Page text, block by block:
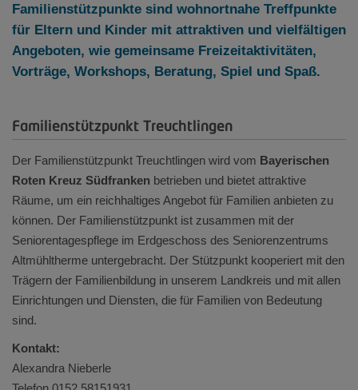
Familienstützpunkte sind wohnortnahe Treffpunkte
für Eltern und Kinder mit attraktiven und vielfältigen
Angeboten, wie gemeinsame Freizeitaktivitäten,
Vorträge, Workshops, Beratung, Spiel und Spaß.
Familienstützpunkt Treuchtlingen
Der Familienstützpunkt Treuchtlingen wird vom Bayerischen
Roten Kreuz Südfranken betrieben und bietet attraktive
Räume, um ein reichhaltiges Angebot für Familien anbieten zu
können. Der Familienstützpunkt ist zusammen mit der
Seniorentagespflege im Erdgeschoss des Seniorenzentrums
Altmühltherme untergebracht. Der Stützpunkt kooperiert mit den
Trägern der Familienbildung in unserem Landkreis und mit allen
Einrichtungen und Diensten, die für Familien von Bedeutung
sind.
Kontakt:
Alexandra Nieberle